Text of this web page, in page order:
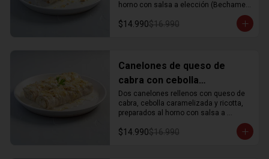
horno con salsa a elección (Bechamel,
Pomodoro o Rosa) y con un toque de
parmesano gratinado.
$14.990$16.990
Canelones de queso de
cabra con cebolla
caramelizada
Dos canelones rellenos con queso de
cabra, cebolla caramelizada y ricotta,
preparados al horno con salsa a
elección (Bechamel, Pomodoro o Rosa)
y con un toque de parmesano
$14.990$16.990